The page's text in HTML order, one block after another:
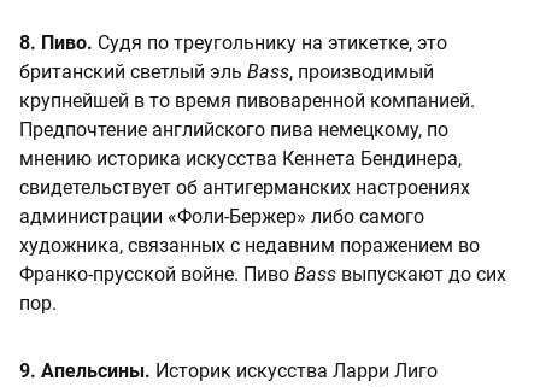
8. Пиво. Судя по треугольнику на этикетке, это
британский светлый эль Bass, производимый
крупнейшей в то время пивоваренной компанией.
Предпочтение английского пива немецкому, по
мнению историка искусства Кеннета Бендинера,
свидетельствует об антигерманских настроениях
администрации «Фоли-Бержер» либо самого
художника, связанных с недавним поражением во
Франко-прусской войне. Пиво Bass выпускают до сих
пор.
9. Апельсины. Историк искусства Ларри Лиго